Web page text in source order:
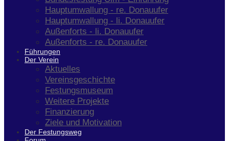
Hauptumwallung - re. Donauufer
Hauptumwallung - li. Donauufer
Außenforts - li. Donauufer
Außenforts - re. Donauufer
Führungen
Der Verein
Aktuelles
Vereinsgeschichte
Festungsmuseum
Weitere Projekte
Finanzierung
Ziele und Motivation
Der Festungsweg